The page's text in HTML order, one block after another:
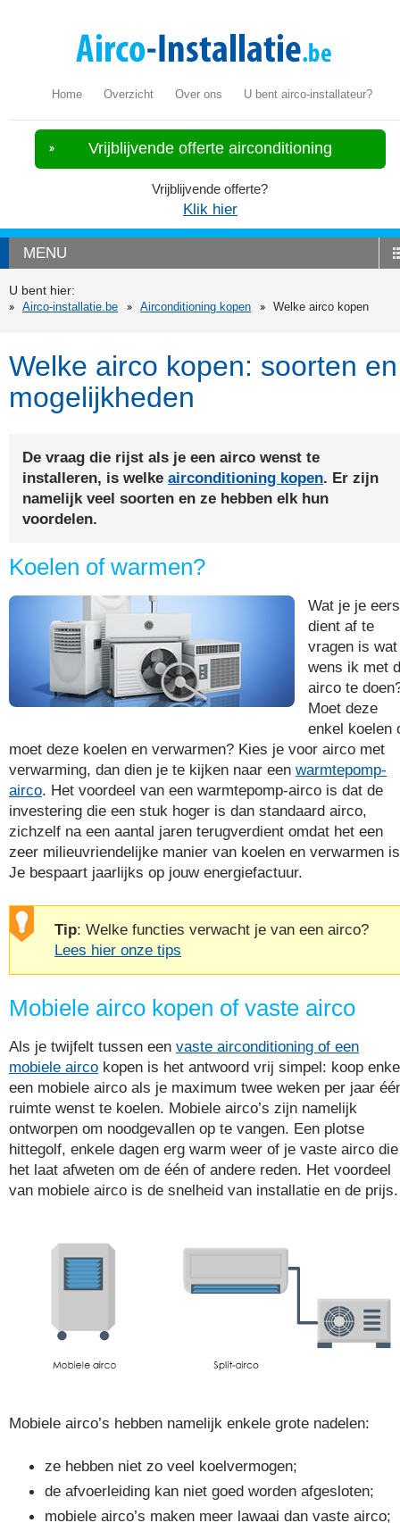
Home Overzicht Over ons U bent airco-installateur?
Vrijblijvende offerte airconditioning
Vrijblijvende offerte?
Klik hier
MENU
U bent hier:
Airco-installatie.be
Airconditioning kopen Welke airco kopen
Welke airco kopen: soorten en
mogelijkheden
De vraag die rijst als je een airco wenst te
installeren, is welke airconditioning kopen. Er zijn
namelijk veel soorten en ze hebben elk hun
voordelen.
Koelen of warmen?
Wat je je
dient af te
vragen is wat
wens ik met
airco te
Moet deze
enkel koelen
moet deze koelen en verwarmen? Kies je voor airco met
verwarming, dan dien je te kijken naar een warmtepomp-
airco. Het voordeel van een warmtepomp-airco is dat de
investering die een stuk hoger is dan standaard airco,
zichzelf na een aantal jaren terugverdient omdat het een
zeer milieuvriendelijke manier van koelen en verwarmen
Je bespaart jaarlijks op jouw energiefactuur.
Tip: Welke functies verwacht je van een airco?
Lees hier onze tips
Mobiele airco kopen of vaste airco
Als je twijfelt tussen een vaste airconditioning of een
mobiele airco kopen is het antwoord vrij simpel: koop
een mobiele airco als je maximum twee weken per jaar
ruimte wenst te koelen. Mobiele airco’s zijn namelijk
ontworpen om noodgevallen op te vangen. Een plotse
hittegolf, enkele dagen erg warm weer of je vaste airco die
het laat afweten om de één of andere reden. Het voordeel
van mobiele airco is de snelheid van installatie en de prijs.
Mobiele airco’s hebben namelijk enkele grote nadelen:
ze hebben niet zo veel koelvermogen;
de afvoerleiding kan niet goed worden afgesloten;
mobiele airco’s maken meer lawaai dan vaste airco;